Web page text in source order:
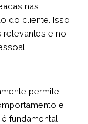
nas
do cliente. Isso
relevantes e no
permite
e
fundamental